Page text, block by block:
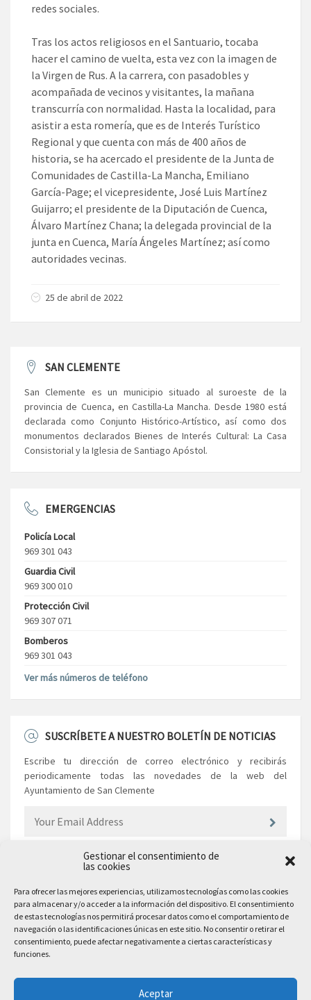
Gestionar el consentimiento de
las cookies
Para ofrecer las mejores experiencias, utilizamos tecnologías como las cookies
para almacenar y/o acceder a la información del dispositivo. El consentimiento
de estas tecnologías nos permitirá procesar datos como el comportamiento de
navegación o las identificaciones únicas en este sitio. No consentir o retirar el
consentimiento, puede afectar negativamente a ciertas características y
funciones.
Aceptar
redes sociales.
Tras los actos religiosos en el Santuario, tocaba
hacer el camino de vuelta, esta vez con la imagen de
la Virgen de Rus. A la carrera, con pasadobles y
acompañada de vecinos y visitantes, la mañana
transcurría con normalidad. Hasta la localidad, para
asistir a esta romería, que es de Interés Turístico
Regional y que cuenta con más de 400 años de
historia, se ha acercado el presidente de la Junta de
Comunidades de Castilla-La Mancha, Emiliano
García-Page; el vicepresidente, José Luis Martínez
Guijarro; el presidente de la Diputación de Cuenca,
Álvaro Martínez Chana; la delegada provincial de la
junta en Cuenca, María Ángeles Martínez; así como
autoridades vecinas.
25 de abril de 2022
SAN CLEMENTE
San Clemente es un municipio situado al suroeste de la
provincia de Cuenca, en Castilla-La Mancha. Desde 1980 está
declarada como Conjunto Histórico-Artístico, así como dos
monumentos declarados Bienes de Interés Cultural: La Casa
Consistorial y la Iglesia de Santiago Apóstol.
EMERGENCIAS
Policía Local
969 301 043
Guardia Civil
969 300 010
Protección Civil
969 307 071
Bomberos
969 301 043
Ver más números de teléfono
SUSCRÍBETE A NUESTRO BOLETÍN DE NOTICIAS
Escribe tu dirección de correo electrónico y recibirás
periodicamente todas las novedades de la web del
Ayuntamiento de San Clemente
EL AYUNTAMIENTO
Plaza Mayor, 10
San Clemente, 16600, Cuenca
Teléfono: 969 300 003
Email Comunicación y Publicidad:
comunicacion@sanclemente.es